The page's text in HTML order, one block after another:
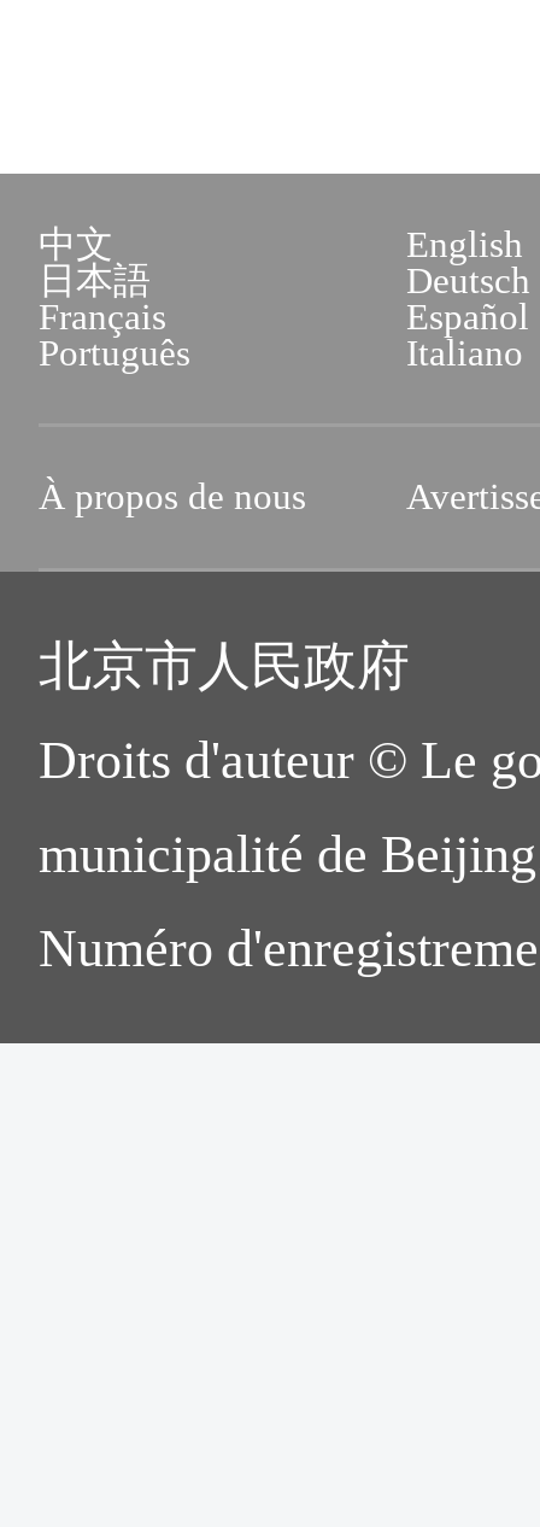
中文
English
日本語
Deutsch
Français
Español
Português
Italiano
À propos de nous
北京市人民政府
Droits d'auteur © Le
municipalité de
Numéro